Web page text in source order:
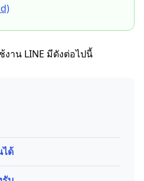
าน LINE มีดังต่อไปนี้
ด้